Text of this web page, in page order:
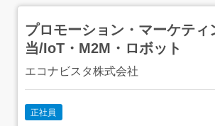
プロモーション・マーケティ
当/IoT・M2M・ロボット
エコナビスタ株式会社
正社員